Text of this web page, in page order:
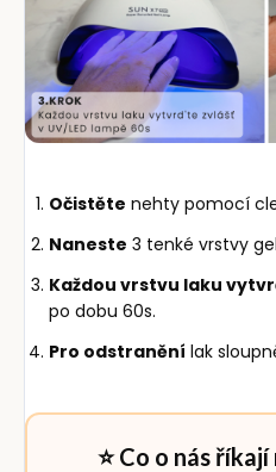
Očistěte nehty pomocí
Naneste 3 tenké vrstvy
Každou vrstvu laku
po dobu 60s.
Pro odstranění lak
⭐ Co o nás